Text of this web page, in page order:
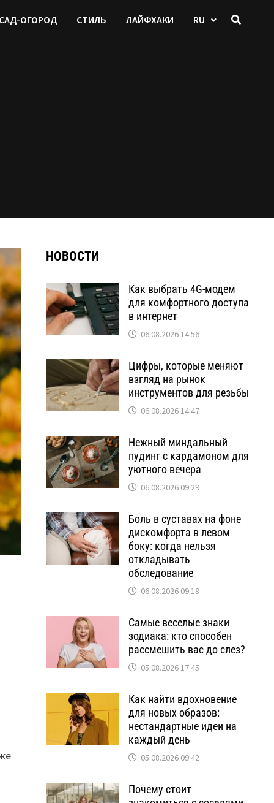
САД-ОГОРОД СТИЛЬ ЛАЙФХАКИ RU
НОВОСТИ
Как выбрать 4G-модем
для комфортного доступа
в интернет
06.08.2026 14:56
Цифры, которые меняют
взгляд на рынок
инструментов для резьбы
06.08.2026 14:47
Нежный миндальный
пудинг с кардамоном для
уютного вечера
06.08.2026 09:29
Боль в суставах на фоне
дискомфорта в левом
боку: когда нельзя
откладывать
обследование
06.08.2026 09:18
Самые веселые знаки
зодиака: кто способен
рассмешить вас до слез?
05.08.2026 17:45
Как найти вдохновение
для новых образов:
нестандартные идеи на
каждый день
05.08.2026 09:42
Почему стоит